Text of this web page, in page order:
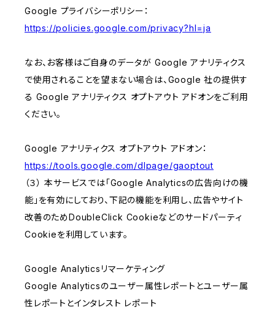
Google プライバシーポリシー：
https://policies.google.com/privacy?hl=ja
なお、お客様はご自身のデータが Google アナリティクス
で使用されることを望まない場合は、Google 社の提供す
る Google アナリティクス オプトアウト アドオンをご利用
ください。
Google アナリティクス オプトアウト アドオン：
https://tools.google.com/dlpage/gaoptout
（３） 本サービスでは「Google Analyticsの広告向けの機
能」を有効にしており、下記の機能を利用し、広告やサイト
改善のためDoubleClick Cookieなどのサードパーティ
Cookieを利用しています。
Google Analyticsリマーケティング
Google Analyticsのユーザー属性レポートとユーザー属
性レポートとインタレスト レポート